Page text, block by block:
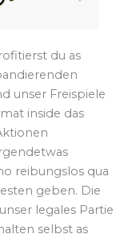
du as
unser Freispiele
inside das
reibungslos qua
geben. Die
legales Partie
selbst as